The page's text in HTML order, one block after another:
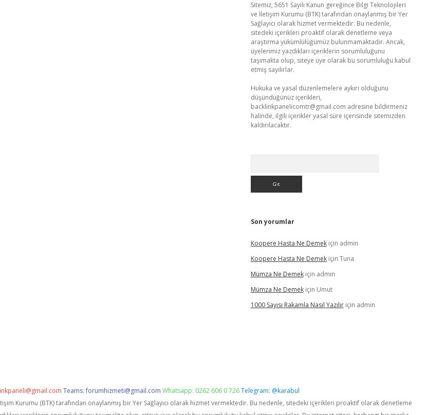
Sitemiz, 5651 Sayılı Kanun gereğince Bilgi Teknolojileri
ve İletişim Kurumu (BTK) tarafından onaylanmış bir Yer
Sağlayıcı olarak hizmet vermektedir. Bu nedenle,
sitedeki içerikleri proaktif olarak denetleme veya
araştırma yükümlülüğümüz bulunmamaktadır. Ancak,
üyelerimiz yazdıkları içeriklerin sorumluluğunu
taşımakta olup, siteye üye olarak bu sorumluluğu kabul
etmiş sayılırlar.
Hukuka ve yasal düzenlemelere aykırı olduğunu
düşündüğünüz içerikleri,
backlinkpanelicomtr@gmail.com adresine bildirmeniz
halinde, ilgili içerikler yasal süre içerisinde sitemizden
kaldırılacaktır.
Son yorumlar
Koopere Hasta Ne Demekiçin admin
Koopere Hasta Ne Demekiçin Tuna
Mümza Ne Demekiçin admin
Mümza Ne Demekiçin Umut
1000 Sayısı Rakamla Nasıl Yazılıriçin admin
Teams:forumhizmeti@gmail.com Whatsapp: 0262 606 0 726Telegram: @karabul
Kurumu (BTK) tarafından onaylanmış bir Yer Sağlayıcı olarak hizmet vermektedir. Bu nedenle, sitedeki içerikleri proaktif olarak denetleme